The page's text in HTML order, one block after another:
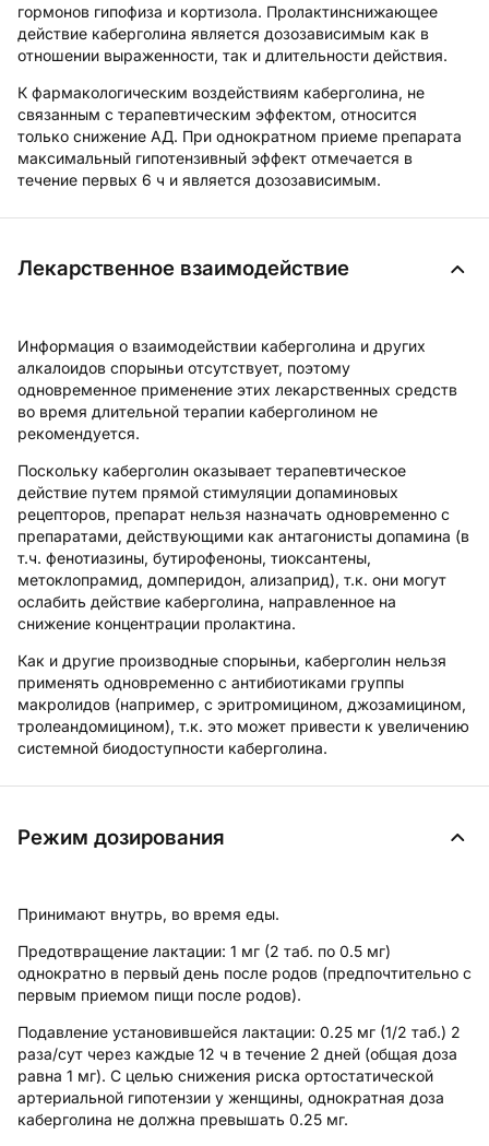
гормонов гипофиза и кортизола. Пролактинснижающее
действие каберголина является дозозависимым как в
отношении выраженности, так и длительности действия.
К фармакологическим воздействиям каберголина, не
связанным с терапевтическим эффектом, относится
только снижение АД. При однократном приеме препарата
максимальный гипотензивный эффект отмечается в
течение первых 6 ч и является дозозависимым.
Лекарственное взаимодействие
Информация о взаимодействии каберголина и других
алкалоидов спорыньи отсутствует, поэтому
одновременное применение этих лекарственных средств
во время длительной терапии каберголином не
рекомендуется.
Поскольку каберголин оказывает терапевтическое
действие путем прямой стимуляции допаминовых
рецепторов, препарат нельзя назначать одновременно с
препаратами, действующими как антагонисты допамина (в
т.ч. фенотиазины, бутирофеноны, тиоксантены,
метоклопрамид, домперидон, ализаприд), т.к. они могут
ослабить действие каберголина, направленное на
снижение концентрации пролактина.
Как и другие производные спорыньи, каберголин нельзя
применять одновременно с антибиотиками группы
макролидов (например, с эритромицином, джозамицином,
тролеандомицином), т.к. это может привести к увеличению
системной биодоступности каберголина.
Режим дозирования
Принимают внутрь, во время еды.
Предотвращение лактации: 1 мг (2 таб. по 0.5 мг)
однократно в первый день после родов (предпочтительно с
первым приемом пищи после родов).
Подавление установившейся лактации: 0.25 мг (1/2 таб.) 2
раза/сут через каждые 12 ч в течение 2 дней (общая доза
равна 1 мг). С целью снижения риска ортостатической
артериальной гипотензии у женщины, однократная доза
каберголина не должна превышать 0.25 мг.